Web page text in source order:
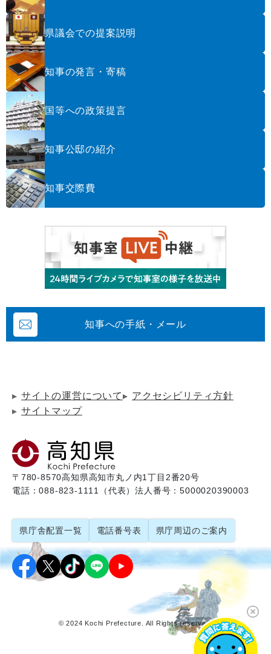
県議会での提案説明
知事の発言・寄稿
国等への政策提言
知事公邸の紹介
知事交際費
知事への手紙・メール
サイトの運営について
アクセシビリティ方針
サイトマップ
〒780-8570高知県高知市丸ノ内1丁目2番20号
電話：088-823-1111（代表）法人番号：5000020390003
県庁舎配置一覧 電話番号表 県庁周辺のご案内
© 2024 Kochi Prefecture. All Rights reserved.